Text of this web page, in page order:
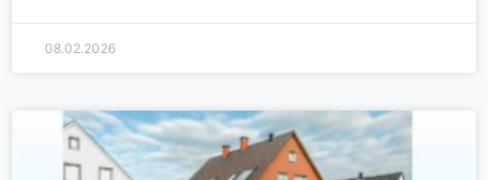
08.02.2026